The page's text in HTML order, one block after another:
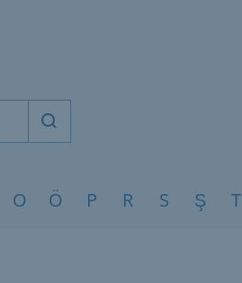
Aramaya başlayın
O Ö P R S Ş T